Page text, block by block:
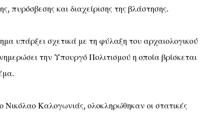
πυρόσβεσης και διαχείρισης της βλάστησης.
υπάρξει σχετικά με τη φύλαξη του αρχαιολογικού́
την Υπουργό Πολιτισμού η οποία βρίσκεται
Νικόλαο Καλογωνιάς, ολοκληρώθηκαν οι στατικές